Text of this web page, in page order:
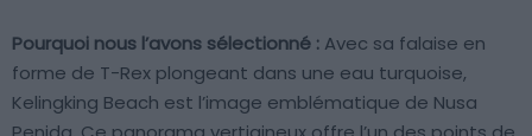
Pourquoi nous l’avons sélectionné : Avec sa falaise en
forme de T-Rex plongeant dans une eau turquoise,
Kelingking Beach est l’image emblématique de Nusa